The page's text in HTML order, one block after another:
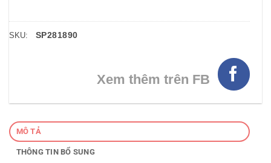
SKU: SP281890
Xem thêm trên FB
MÔ TẢ
THÔNG TIN BỔ SUNG